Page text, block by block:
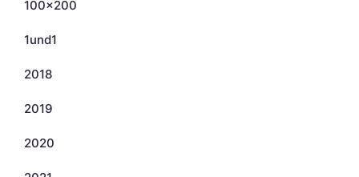
100×200
1und1
2018
2019
2020